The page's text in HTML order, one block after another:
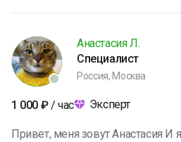
тестирования на python с
requests, allure. Я открыт для заказов и жду интересных
задач)
Анастасия Л.
Специалист
Россия, Москва
1 000 ₽ / час Эксперт
Привет, меня зовут Анастасия И я имею опыт во многих